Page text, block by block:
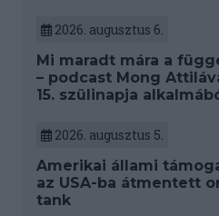
2026. augusztus 6.
Mi maradt mára a
– podcast Mong
15. szülinapja
2026. augusztus 5.
Amerikai állami
az USA-ba átmentett
tank